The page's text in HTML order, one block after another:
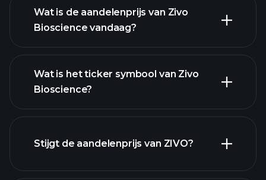
Wat is de aandelenprijs van Zivo
Bioscience vandaag?
Wat is het ticker symbool van Zivo
Bioscience?
Stijgt de aandelenprijs van ZIVO?